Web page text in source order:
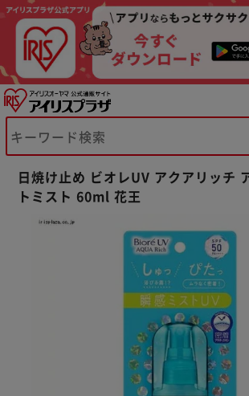
日焼け止め ビオレUV アクアリッチ
トミスト 60ml 花王
※ご確認ください
カートに入れる